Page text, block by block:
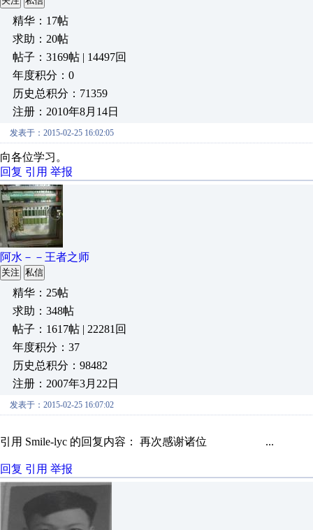
精华：17帖
求助：20帖
帖子：3169帖 | 14497回
年度积分：0
历史总积分：71359
注册：2010年8月14日
发表于：2015-02-25 16:02:05
向各位学习。
回复 引用 举报
阿水－－王者之师
关注 私信
精华：25帖
求助：348帖
帖子：1617帖 | 22281回
年度积分：37
历史总积分：98482
注册：2007年3月22日
发表于：2015-02-25 16:07:02
引用 Smile-lyc 的回复内容： 再次感谢诸位 ...
回复 引用 举报